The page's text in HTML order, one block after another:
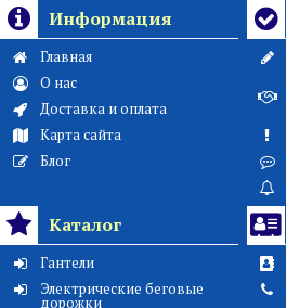
Информация
Главная
О нас
Доставка и оплата
Карта сайта
Блог
Каталог
Гантели
Электрические беговые
дорожки